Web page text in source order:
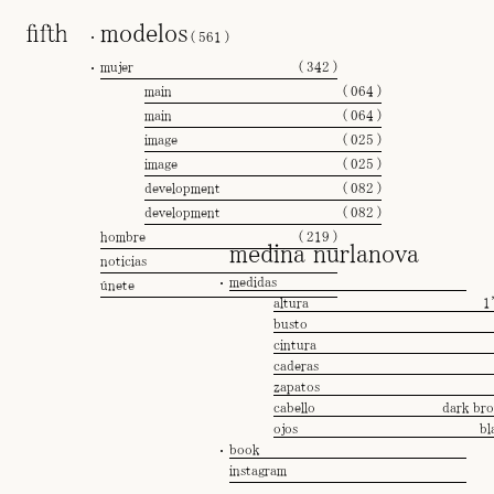
modelos
( 561 )
mujer ( 342 )
main
( 064 )
main
( 064 )
image
( 025 )
image
( 025 )
development
( 082 )
development
( 082 )
hombre
( 219 )
noticias
únete
medina nurlanova
medidas
altura
busto
cintura
caderas
zapatos
cabello
dark
ojos
book
instagram